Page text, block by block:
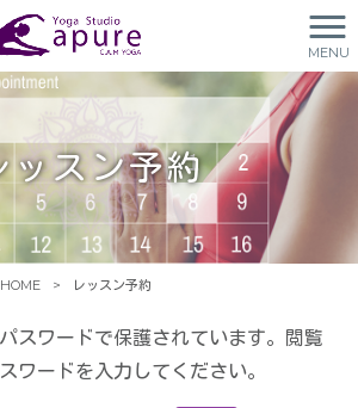
MENU
ッスン予約
> レッスン予約
スワードで保護されています。閲覧
ワードを入力してください。